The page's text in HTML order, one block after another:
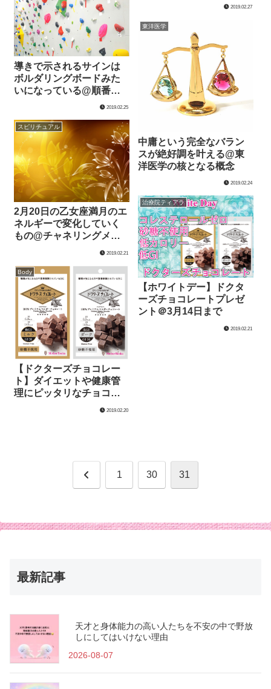
2019.02.27
導きで示されるサインは
ボルダリングボードみた
いになっている@順番通
りが一番安全で安定して2019.02.25
東洋医学
中庸という完全なバラン
スが絶好調を叶える@東
洋医学の核となる概念
2019.02.24
スピリチュアル
2月20日の乙女座満月のエ
ネルギーで変化していく
もの@チャネリングメッ
2019.02.21
治療院ティアラ
【ホワイトデー】ドクタ
ーズチョコレートプレゼ
ント＠3月14日まで
2019.02.21
Body
【ドクターズチョコレー
ト】ダイエットや健康管
理にピッタリなチョコレ
ートをご存知ですか？＠2019.02.20
前 1 30 31
最新記事
天才と身体能力の高い人たちを不安の中で野放
しにしてはいけない理由
2026-08-07